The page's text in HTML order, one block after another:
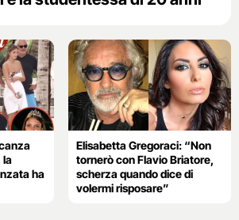
la
ha
Elisabetta Gregoraci: “Non
tornerò con Flavio Briatore,
scherza quando dice di
volermi risposare”